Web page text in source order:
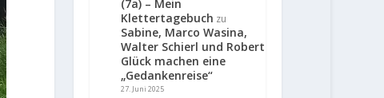
(7a) – Mein
Klettertagebuch zu
Sabine, Marco Wasina,
Walter Schierl und Robert
Glück machen eine
„Gedankenreise“
27. Juni 2025